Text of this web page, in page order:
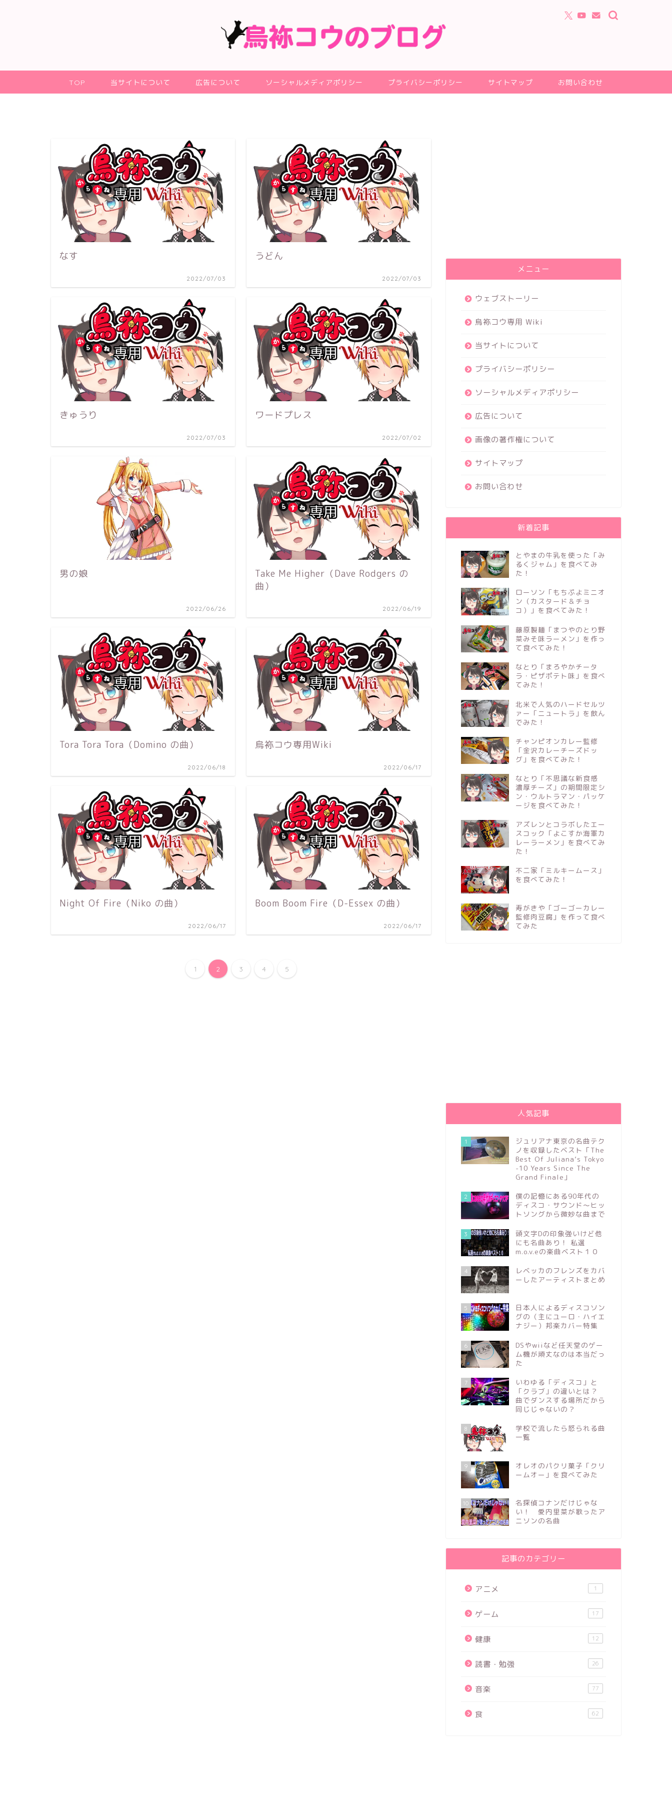
TOP 当サイトについて 広告について ソーシャルメディアポリシー プライバシーポリシー サイトマップ お問い合わせ
なす
2022/07/03
うどん
2022/07/03
きゅうり
2022/07/03
ワードプレス
2022/07/02
男の娘
2022/06/26
Take Me Higher（Dave Rodgers の
曲）
2022/06/19
Tora Tora Tora（Domino の曲）
2022/06/18
烏袮コウ専用Wiki
2022/06/17
Night Of Fire（Niko の曲）
2022/06/17
Boom Boom Fire（D-Essex の曲）
2022/06/17
1 2 3 4 5
メニュー
ウェブストーリー
烏袮コウ専用 Wiki
当サイトについて
プライバシーポリシー
ソーシャルメディアポリシー
広告について
画像の著作権について
サイトマップ
お問い合わせ
新着記事
とやまの牛乳を使った「み
るくジャム」を食べてみ
た！
ローソン「もちぷよミニオ
ン（カスタード＆チョ
コ）」を食べてみた！
藤原製麺「まつやのとり野
菜みそ味ラーメン」を作っ
て食べてみた！
なとり「まろやかチータ
ラ・ピザポテト味」を食べ
てみた！
北米で人気のハードセルツ
ァー「ニュートラ」を飲ん
でみた！
チャンピオンカレー監修
「金沢カレーチーズドッ
グ」を食べてみた！
なとり「不思議な新食感
濃厚チーズ」の期間限定シ
ン・ウルトラマン・パッケ
ージを食べてみた！
アズレンとコラボしたエー
スコック「よこすか海軍カ
レーラーメン」を食べてみ
た！
不二家「ミルキームース」
を食べてみた！
寿がきや「ゴーゴーカレー
監修肉豆腐」を作って食べ
てみた
人気記事
1
ジュリアナ東京の名曲テク
ノを収録したベスト「The
Best Of Juliana’s Tokyo
-10 Years Since The
Grand Finale」
2
僕の記憶にある90年代の
ディスコ・サウンド～ヒッ
トソングから微妙な曲まで
3
頭文字Dの印象強いけど他
にも名曲あり！ 私選
m.o.v.eの楽曲ベスト１０
4
レベッカのフレンズをカバ
ーしたアーティストまとめ
5
日本人によるディスコソン
グの（主にユーロ・ハイエ
ナジー）邦楽カバー特集
6
DSやwiiなど任天堂のゲー
ム機が頑丈なのは本当だっ
た
7
いわゆる「ディスコ」と
「クラブ」の違いとは？
曲でダンスする場所だから
同じじゃないの？
8
学校で流したら怒られる曲
一覧
9
オレオのパクリ菓子「クリ
ームオー」を食べてみた
10
名探偵コナンだけじゃな
い！ 愛内里菜が歌ったア
ニソンの名曲
記事のカテゴリー
アニメ 1
ゲーム 17
健康 12
読書・勉強 26
音楽 77
食 62